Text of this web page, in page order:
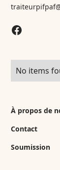
No items
À propos de
Contact
Soumission